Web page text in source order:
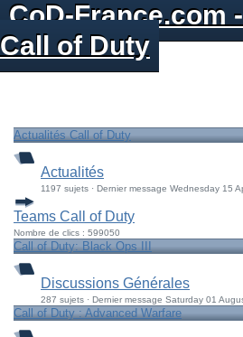
CoD-France.com
Call of Duty
Actualités Call of Duty
Actualités
1197 sujets · Dernier message Wednesday 15
Teams Call of Duty
Nombre de clics : 599050
Call of Duty: Black Ops III
Discussions Générales
287 sujets · Dernier message Saturday 01
Call of Duty : Advanced Warfare